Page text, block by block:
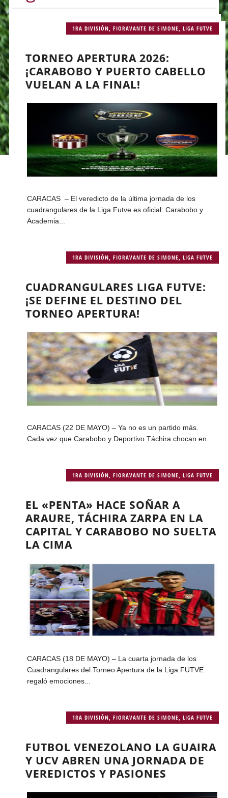
1RA DIVISIÓN ,FIORAVANTE DE SIMONE ,LIGA FUTVE
TORNEO APERTURA 2026:
¡CARABOBO Y PUERTO CABELLO
VUELAN A LA FINAL!
CARACAS – El veredicto de la última jornada de los
cuadrangulares de la Liga Futve es oficial: Carabobo y
Academia...
1RA DIVISIÓN ,FIORAVANTE DE SIMONE ,LIGA FUTVE
CUADRANGULARES LIGA FUTVE:
¡SE DEFINE EL DESTINO DEL
TORNEO APERTURA!
CARACAS (22 DE MAYO) – Ya no es un partido más.
Cada vez que Carabobo y Deportivo Táchira chocan en...
1RA DIVISIÓN ,FIORAVANTE DE SIMONE ,LIGA FUTVE
EL «PENTA» HACE SOÑAR A
ARAURE, TÁCHIRA ZARPA EN LA
CAPITAL Y CARABOBO NO SUELTA
LA CIMA
CARACAS (18 DE MAYO) – La cuarta jornada de los
Cuadrangulares del Torneo Apertura de la Liga FUTVE
regaló emociones...
1RA DIVISIÓN ,FIORAVANTE DE SIMONE ,LIGA FUTVE
FUTBOL VENEZOLANO LA GUAIRA
Y UCV ABREN UNA JORNADA DE
VEREDICTOS Y PASIONES